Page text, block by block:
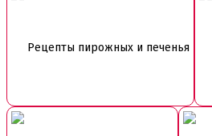
Рецепты пирожных и печенья